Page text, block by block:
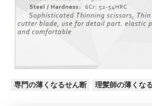
専門の薄くなるせん断 理髪師の薄くな